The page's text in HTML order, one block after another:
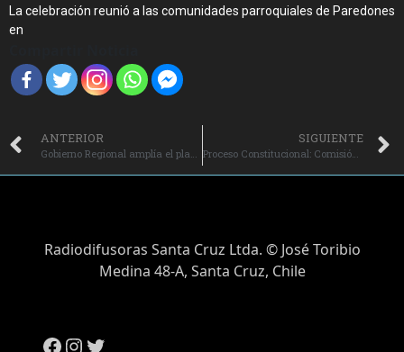
La celebración reunió a las comunidades parroquiales de Paredones
en
ANTERIOR SIGUIENTE
Proceso Constitucional: Comisión Experta aprobó capítulo de Procedimientos de Cambio Constitucional.
Radiodifusoras Santa Cruz Ltda. © José Toribio
Medina 48-A, Santa Cruz, Chile